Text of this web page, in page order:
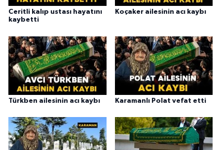
Ceritli kalıp ustası hayatını
kaybetti
Koçaker ailesinin acı kaybı
Türkben ailesinin acı kaybı Karamanlı Polat vefat etti